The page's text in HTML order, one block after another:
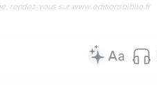
rendez-vous sur www.editionsbiblio.fr